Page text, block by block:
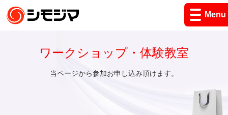
Menu
ワークショップ・体験教室
当ページから参加お申し込み頂けます。